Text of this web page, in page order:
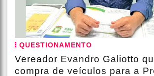
QUESTIONAMENTO
Vereador Evandro Galiotto
compra de veículos para a